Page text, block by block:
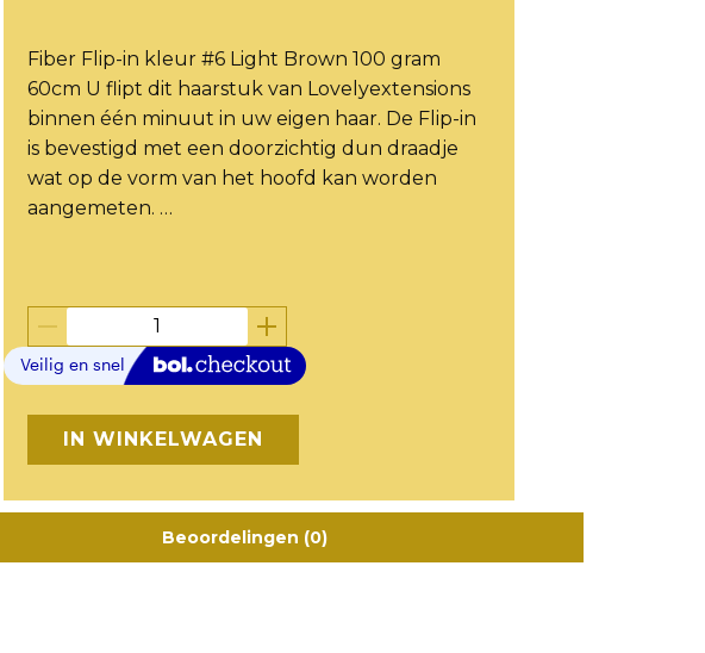
Fiber Flip-in kleur #6 Light Brown 100 gram
60cm U flipt dit haarstuk van Lovelyextensions
binnen één minuut in uw eigen haar. De Flip-in
is bevestigd met een doorzichtig dun draadje
wat op de vorm van het hoofd kan worden
aangemeten. …
IN WINKELWAGEN
Beoordelingen (0)